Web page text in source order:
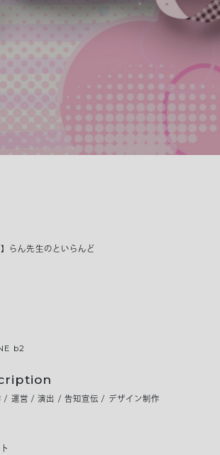
】らん先生のといらんど
b2
/ 運営 / 演出 / 告知宣伝 / デザイン制作